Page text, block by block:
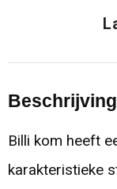
Beschrijving
Billi kom heeft
karakteristieke